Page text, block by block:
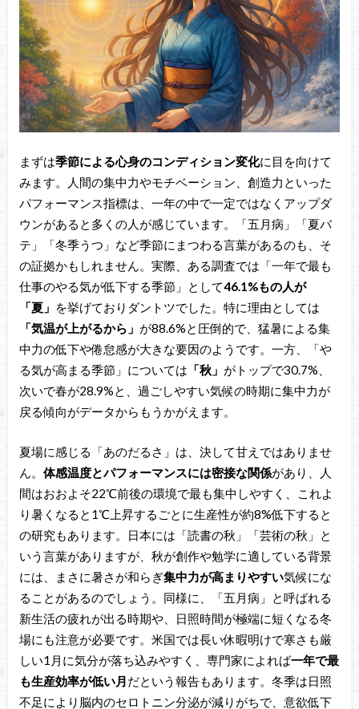
まずは季節による心身のコンディション変化に目を向けて
みます。人間の集中力やモチベーション、創造力といった
パフォーマンス指標は、一年の中で一定ではなくアップダ
ウンがあると多くの人が感じています。「五月病」「夏バ
テ」「冬季うつ」など季節にまつわる言葉があるのも、そ
の証拠かもしれません。実際、ある調査では「一年で最も
仕事のやる気が低下する季節」として46.1%もの人が
「夏」 を挙げておりダントツでした。特に理由としては
「気温が上がるから」 が88.6%と圧倒的で、猛暑による集
中力の低下や倦怠感が大きな要因のようです。一方、「や
る気が高まる季節」については 「秋」 がトップで30.7%、
次いで春が28.9%と、過ごしやすい気候の時期に集中力が
戻る傾向がデータからもうかがえます。
夏場に感じる「あのだるさ」は、決して甘えではありませ
ん。 体感温度とパフォーマンスには密接な関係があり、人
間はおおよそ22℃前後の環境で最も集中しやすく、これよ
り暑くなると1℃上昇するごとに生産性が約8%低下すると
の研究もあります。日本には「読書の秋」「芸術の秋」と
いう言葉がありますが、秋が創作や勉学に適している背景
には、まさに暑さが和らぎ集中力が高まりやすい気候にな
ることがあるのでしょう。同様に、「五月病」と呼ばれる
新生活の疲れが出る時期や、日照時間が極端に短くなる冬
場にも注意が必要です。米国では長い休暇明けで寒さも厳
しい1月に気分が落ち込みやすく、専門家によれば一年で最
も生産効率が低い月 だという報告もあります。冬季は日照
不足により脳内のセロトニン分泌が減りがちで、意欲低下